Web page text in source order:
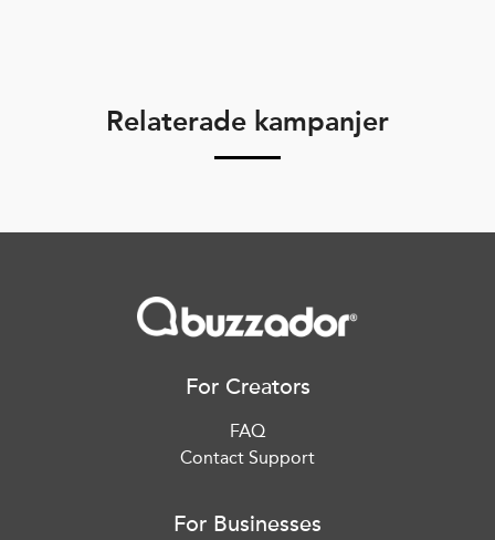
Relaterade kampanjer
For Creators
FAQ
Contact Support
For Businesses